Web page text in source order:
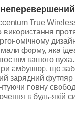
True
форму, яка
вашого вуха.
амбушюр, що
зарядний футляр
повну
в будь-якій